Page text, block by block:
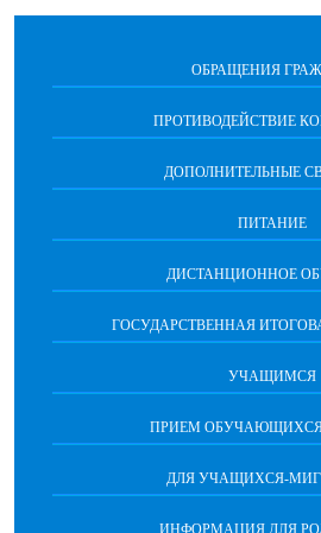
ОБРАЩЕНИЯ
ПРОТИВОДЕЙСТВИЕ
ДОПОЛНИТЕЛЬНЫЕ
ПИТАНИЕ
ДИСТАНЦИОННОЕ
ГОСУДАРСТВЕННАЯ
УЧАЩИМСЯ
ПРИЕМ
ДЛЯ УЧАЩИХСЯ-
ИНФОРМАЦИЯ ДЛЯ